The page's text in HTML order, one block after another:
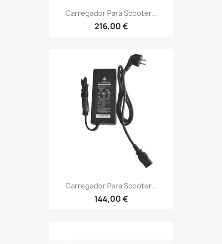
Carregador Para Scooter...
216,00 €
Carregador Para Scooter...
144,00 €